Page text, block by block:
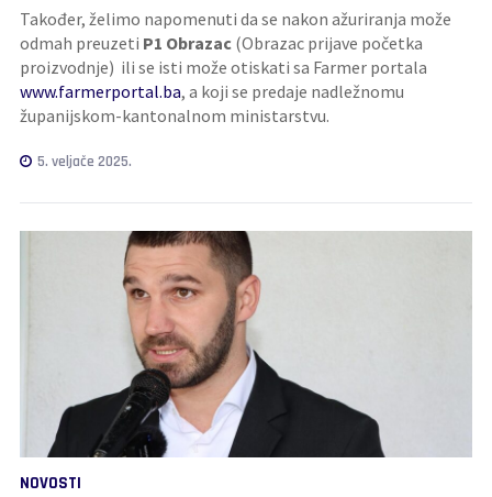
Također, želimo napomenuti da se nakon ažuriranja može
odmah preuzeti P1 Obrazac(Obrazac prijave početka
proizvodnje) ili se isti može otiskati sa Farmer portala
www.farmerportal.ba, a koji se predaje nadležnomu
županijskom-kantonalnom ministarstvu.
5. veljače 2025.
NOVOSTI